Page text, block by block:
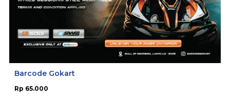
Barcode Gokart
Rp 65.000